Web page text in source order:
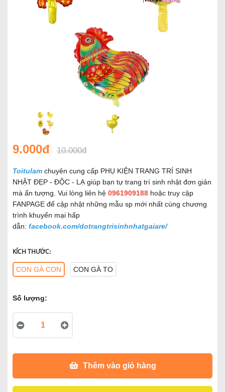
9.000đ 10.000đ
Toitulam chuyên cung cấp PHỤ KIỆN TRANG TRÍ SINH
NHẬT ĐẸP - ĐỘC - LẠ giúp bạn tự trang trí sinh nhật đơn giản
mà ấn tượng. Vui lòng liên hệ 0961909188 hoặc truy cập
FANPAGE để cập nhật những mẫu sp mới nhất cùng chương
trình khuyến mại hấp
dẫn: facebook.com/dotrangtrisinhnhatgaiare/
KÍCH THƯỚC:
CON GÀ CON CON GÀ TO
Số lượng:
Thêm vào giỏ hàng